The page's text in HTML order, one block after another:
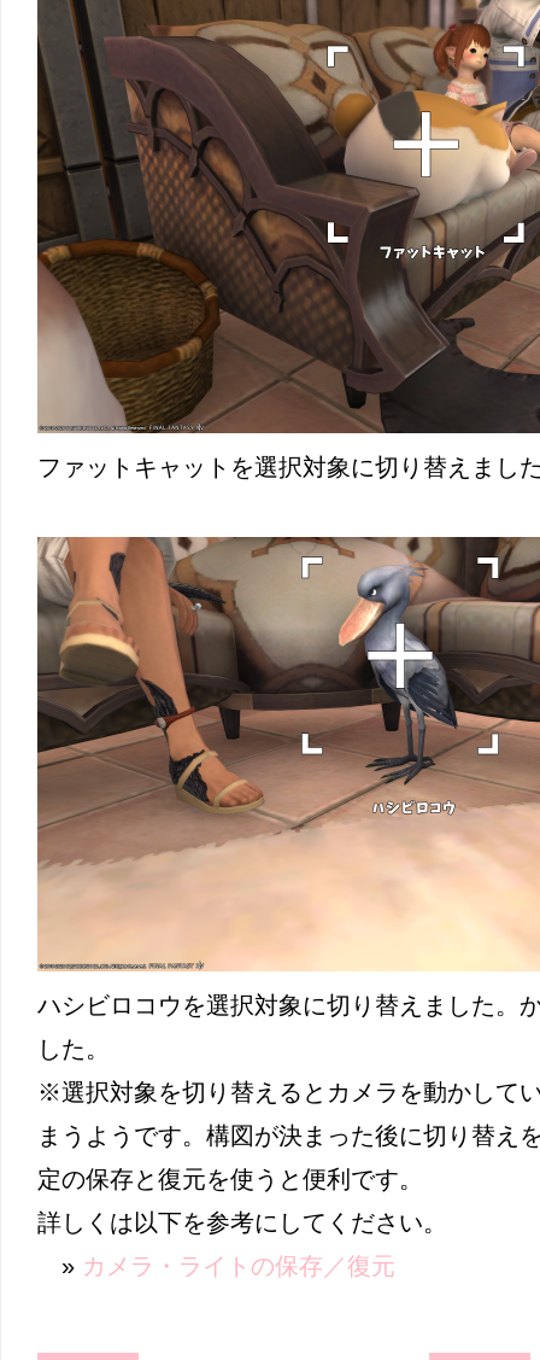
ファットキャットを選択対象に切り替えまし
ハシビロコウを選択対象に切り替えました。
した。
※選択対象を切り替えるとカメラを動かして
まうようです。構図が決まった後に切り替え
定の保存と復元を使うと便利です。
詳しくは以下を参考にしてください。
» カメラ・ライトの保存／復元